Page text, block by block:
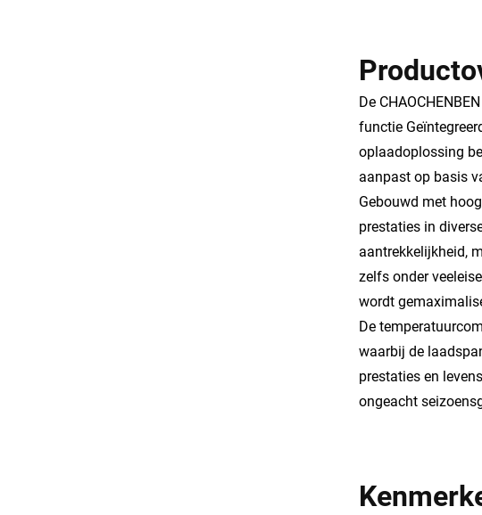
De
functie
oplaadoplossing
aanpast op basis
Gebouwd met
prestaties in
aantrekkelijkheid,
zelfs onder
wordt
De
waarbij de
prestaties en
ongeacht